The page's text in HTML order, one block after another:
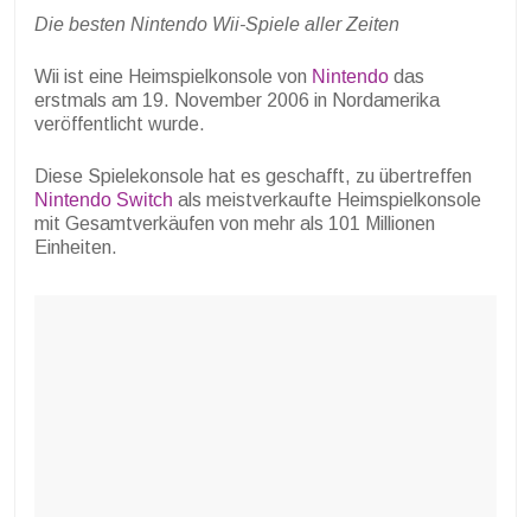
Die besten Nintendo Wii-Spiele aller Zeiten
Wii ist eine Heimspielkonsole von Nintendo das
erstmals am 19. November 2006 in Nordamerika
veröffentlicht wurde.
Diese Spielekonsole hat es geschafft, zu übertreffen
Nintendo Switch als meistverkaufte Heimspielkonsole
mit Gesamtverkäufen von mehr als 101 Millionen
Einheiten.